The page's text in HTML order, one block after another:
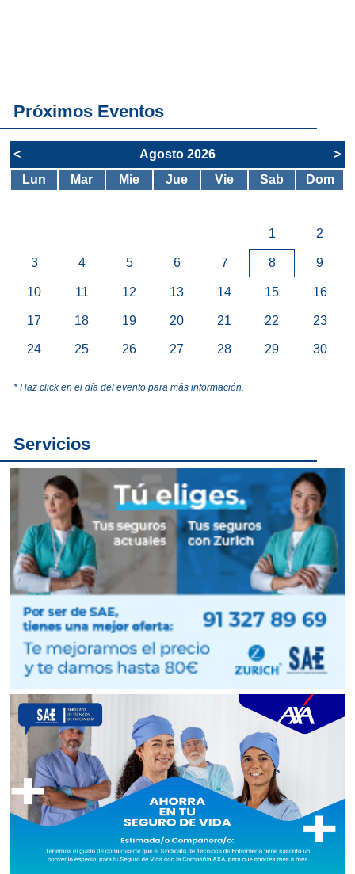
Próximos Eventos
< Agosto 2026
>
Lun
Mar Mie Jue Vie Sab Dom
1 2
3 4 5 6 7 8 9
10 11 12 13 14 15 16
17 18 19 20 21 22 23
24 25 26 27 28 29 30
* Haz click en el día del evento para más información.
Servicios